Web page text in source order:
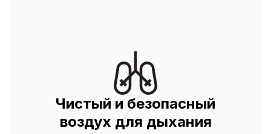
Чистый и безопасный
воздух для дыхания